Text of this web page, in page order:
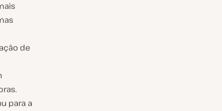
de
para a